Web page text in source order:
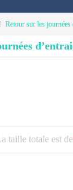
Retour sur les journées
taille totale est de